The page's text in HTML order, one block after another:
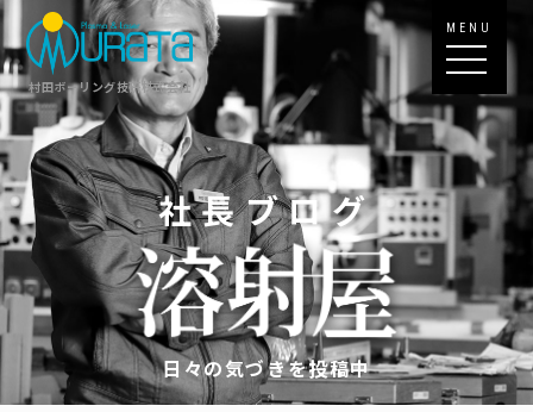
村田ボーリング技研株式会社
MENU
社長ブログ
日々の気づきを投稿中